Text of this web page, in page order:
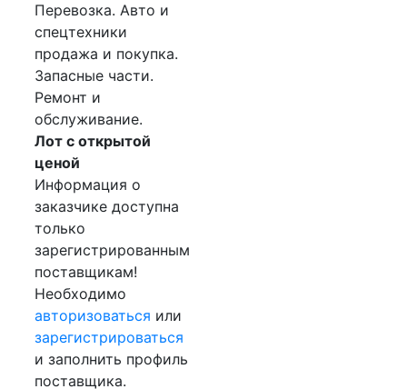
Перевозка. Авто и
спецтехники
продажа и покупка.
Запасные части.
Ремонт и
обслуживание.
Лот с открытой
ценой
Информация о
заказчике доступна
только
зарегистрированным
поставщикам!
Необходимо
авторизоваться или
зарегистрироваться
и заполнить профиль
поставщика.